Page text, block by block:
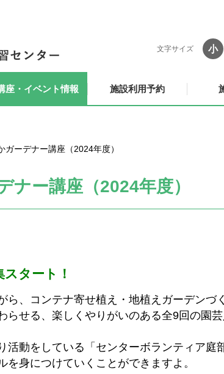
文字サイズ 小
座・イベント情報 施設利用予約
ガーデナー講座（2024年度）
ナー講座（2024年度）
タート！
ら、コンテナ寄せ植え・地植えガーデンづ
らせる、楽しくやりがいのある全9回の園
活動をしている「センターボランティア庭
身につけていくことができますよ。